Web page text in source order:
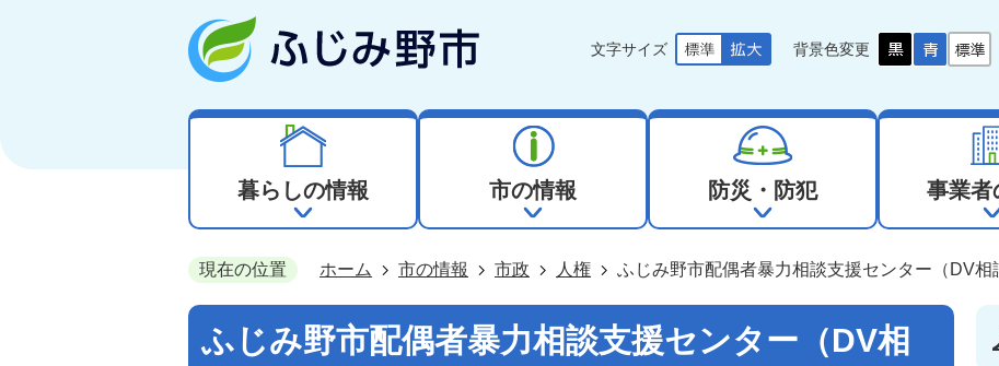
文字サイズ 背景色変更
暮らしの情報 市の情報 防災・防犯 事業者
現在の位置 ホーム 市の情報 市政 人権 ふじみ野市配偶者暴力相談支援センター（DV相
ふじみ野市配偶者暴力相談支援センター（DV相